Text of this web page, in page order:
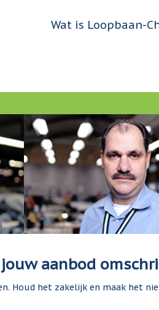
d
m
e
n
u
Wat is Loopbaan-
aanbod
Houd het zakelijk en maak het